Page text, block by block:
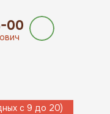
с 9 до 20)
00